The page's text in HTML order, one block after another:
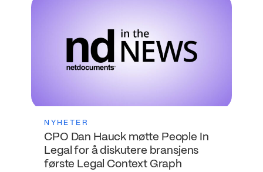
NYHETER
CPO Dan Hauck møtte People In
Legal for å diskutere bransjens
første Legal Context Graph